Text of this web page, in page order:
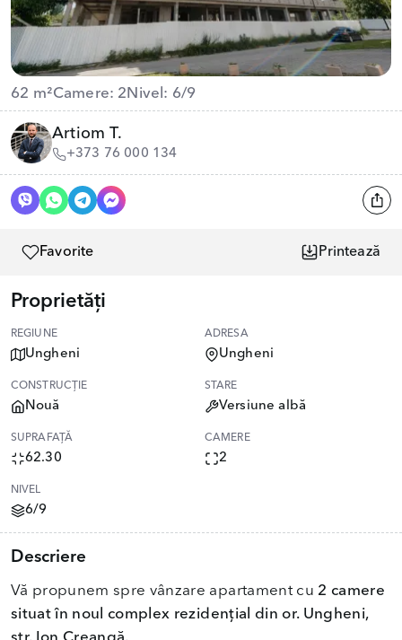
62 m²Camere: 2 Nivel: 6/9
Artiom T.
+373 76 000 134
Favorite Printează
Proprietăți
REGIUNE
Ungheni
ADRESA
Ungheni
CONSTRUCȚIE
Nouă
STARE
Versiune albă
SUPRAFAȚĂ
62.30
CAMERE
2
NIVEL
6/9
Descriere
Vă propunem spre vânzare apartament cu 2 camere
situat în noul complex rezidențial din or. Ungheni,